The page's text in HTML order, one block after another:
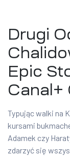
Drugi
Epic
Canal+
Typując walki na
kursami
Adamek czy
zdarzyć się